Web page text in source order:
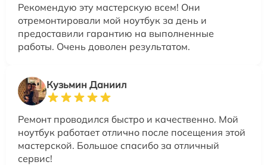
Рекомендую эту мастерскую всем! Они
отремонтировали мой ноутбук за день и
предоставили гарантию на выполненные
работы. Очень доволен результатом.
Кузьмин Даниил
Ремонт проводился быстро и качественно. Мой
ноутбук работает отлично после посещения этой
мастерской. Большое спасибо за отличный
сервис!